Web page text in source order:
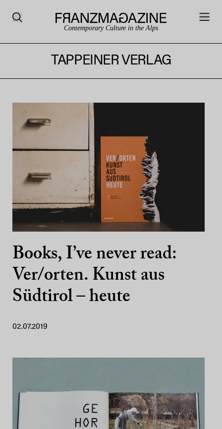
Contemporary Culture in the Alps
TAPPEINER VERLAG
Books, I’ve never read:
Ver/orten. Kunst aus
Südtirol – heute
02.07.2019